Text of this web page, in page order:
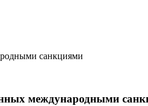
санкциями
международными